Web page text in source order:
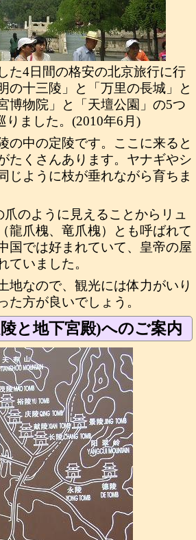
た4日間の格安の北京旅行に行
の十三陵」と「万里の長城」と
博物院」と「天壇公園」の5つ
りました。(2010年6月)
の中の定陵です。ここに来ると
たくさんあります。ヤナギやシ
じように枝が垂れながら育ちま
のように見えることからリュ
龍爪槐、竜爪槐）とも呼ばれて
国では好まれていて、皇帝の屋
ていました。
地なので、観光には体力がいり
た方が良いでしょう。
と地下宮殿)へのご案内